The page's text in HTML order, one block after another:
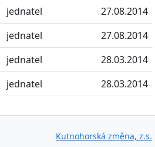
jednatel
27.08.2014
jednatel
27.08.2014
jednatel
28.03.2014
jednatel 28.03.2014
Kutnohorská změna, z.s.